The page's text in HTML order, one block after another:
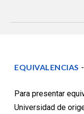
EQUIVALENCIAS
Para presentar
Universidad de